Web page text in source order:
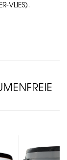
VLIES).